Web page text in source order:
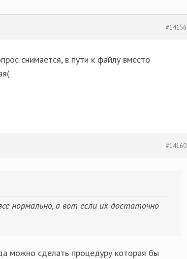
#14156
снимается, в пути к файлу вместо
#14160
нормально, а вот если их достаточно
можно сделать процедуру которая бы